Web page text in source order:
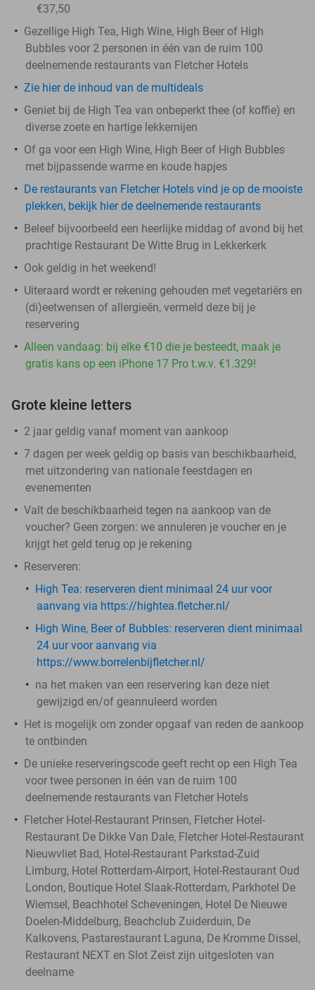
€37,50
Gezellige High Tea, High Wine, High Beer of High
Bubbles voor 2 personen in één van de ruim 100
deelnemende restaurants van Fletcher Hotels
Zie hier de inhoud van de multideals
Geniet bij de High Tea van onbeperkt thee (of koffie) en
diverse zoete en hartige lekkernijen
Of ga voor een High Wine, High Beer of High Bubbles
met bijpassende warme en koude hapjes
De restaurants van Fletcher Hotels vind je op de mooiste
plekken, bekijk hier de deelnemende restaurants
Beleef bijvoorbeeld een heerlijke middag of avond bij het
prachtige Restaurant De Witte Brug in Lekkerkerk
Ook geldig in het weekend!
Uiteraard wordt er rekening gehouden met vegetariërs en
(di)eetwensen of allergieën, vermeld deze bij je
reservering
Alleen vandaag: bij elke €10 die je besteedt, maak je
gratis kans op een iPhone 17 Pro t.w.v. €1.329!
Grote kleine letters
2 jaar geldig vanaf moment van aankoop
7 dagen per week geldig op basis van beschikbaarheid,
met uitzondering van nationale feestdagen en
evenementen
Valt de beschikbaarheid tegen na aankoop van de
voucher? Geen zorgen: we annuleren je voucher en je
krijgt het geld terug op je rekening
Reserveren:
High Tea: ​ reserveren dient minimaal 24 uur voor
aanvang via https://hightea.fletcher.nl/
High Wine, Beer of Bubbles: reserveren dient minimaal
24 uur voor aanvang via
https://www.borrelenbijfletcher.nl/
na het maken van een reservering kan deze niet
gewijzigd en/of geannuleerd worden
Het is mogelijk om zonder opgaaf van reden de aankoop
te ontbinden
De unieke reserveringscode geeft recht op een High Tea
voor twee personen in één van de ruim 100
deelnemende restaurants van Fletcher Hotels
Fletcher Hotel-Restaurant Prinsen, Fletcher Hotel-
Restaurant De Dikke Van Dale, Fletcher Hotel-Restaurant
Nieuwvliet Bad, Hotel-Restaurant Parkstad-Zuid
Limburg, Hotel Rotterdam-Airport, Hotel-Restaurant Oud
London, Boutique Hotel Slaak-Rotterdam, Parkhotel De
Wiemsel, Beachhotel Scheveningen, Hotel De Nieuwe
Doelen-Middelburg, Beachclub Zuiderduin, De
Kalkovens, Pastarestaurant Laguna, De Kromme Dissel,
Restaurant NEXT en Slot Zeist zijn uitgesloten van
deelname